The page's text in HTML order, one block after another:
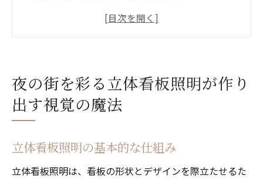
色彩と形状が視覚に与える影響
立体看板照明の歴史と進化
夜の景観における立体看板の役割
技術
最新の照明技術とその応用
夜の街を彩る立体看板照明が作り
出す視覚の魔法
立体看板照明の基本的な仕組み
立体看板照明は、看板の形状とデザインを際立たせるた